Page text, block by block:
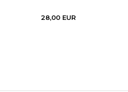
28,00 EUR